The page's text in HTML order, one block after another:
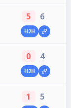
5 6
H2H
0 4
H2H
1 5